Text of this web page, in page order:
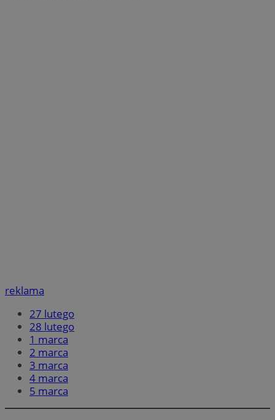
reklama
27 lutego
28 lutego
1 marca
2 marca
3 marca
4 marca
5 marca